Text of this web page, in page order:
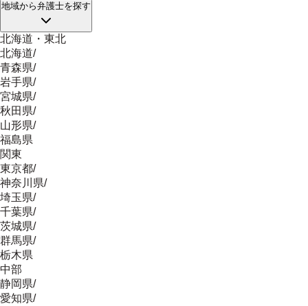
地域から弁護士を探す
北海道・東北
北海道/
青森県/
岩手県/
宮城県/
秋田県/
山形県/
福島県
関東
東京都/
神奈川県/
埼玉県/
千葉県/
茨城県/
群馬県/
栃木県
中部
静岡県/
愛知県/